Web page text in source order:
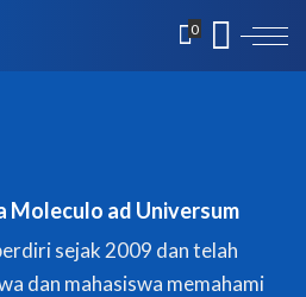
0
Moleculo ad Universum
sejak 2009 dan telah
dan mahasiswa memahami